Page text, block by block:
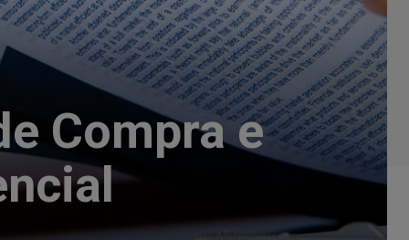
Compra e